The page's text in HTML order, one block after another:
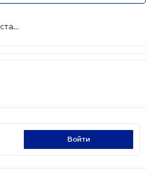
Нужно ли заключать договор в письменной форме при предоставлении услуг нерезидентам через Интернет?
войти